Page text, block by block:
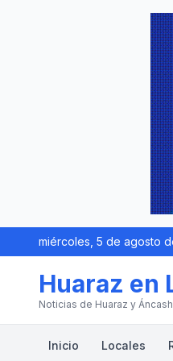
miércoles, 5 de agosto
Huaraz en
Noticias de Huaraz y Áncash
Inicio Locales